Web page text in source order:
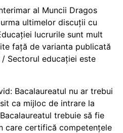
al Muncii Dragos
ultimelor discuții cu
lucrurile sunt mult
față de varianta publicată
/ Sectorul educației este
Bacalaureatul nu ar trebui
ca mijloc de intrare la
trebuie să fie
care certifică competențele